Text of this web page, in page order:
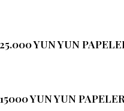
YUN YUN
YUN YUN